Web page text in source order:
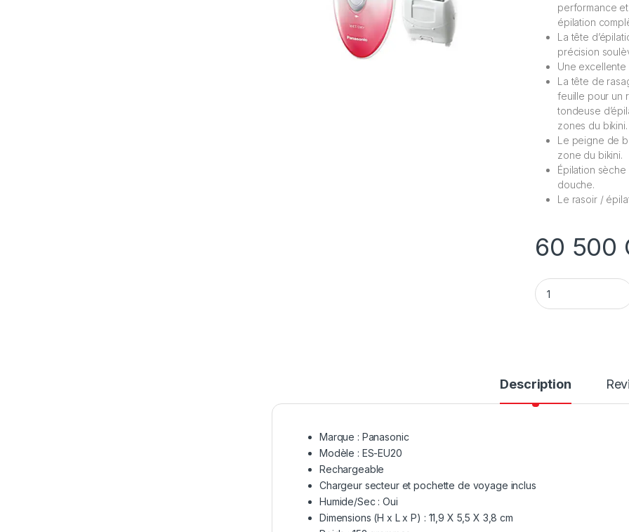
performance
épilation
La tête
précision
Une excellente
La tête de
feuille pour un
tondeuse
zones du bikini.
Le peigne de
zone du bikini.
Épilation
douche.
Le rasoir /
60 500
Rasoir - Épilateur
Description
Marque : Panasonic
Modèle : ES-EU20
Rechargeable
Chargeur secteur et pochette de voyage inclus
Humide/Sec : Oui
Dimensions (H x L x P) : 11,9 X 5,5 X 3,8 cm